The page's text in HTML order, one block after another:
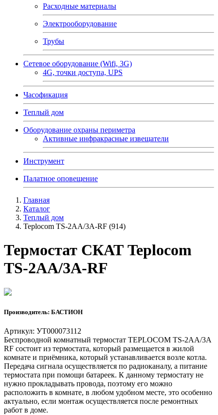
Расходные материалы
Электрооборудование
Трубы
Сетевое оборудование (Wifi, 3G)
4G, точки доступа, UPS
Часофикация
Теплый дом
Оборудование охраны периметра
Активные инфракрасные извещатели
Инструмент
Палатное оповещение
Главная
Каталог
Теплый дом
Teplocom TS-2AA/3A-RF (914)
Термостат СКАТ Teplocom
TS-2AA/3A-RF
Производитель: БАСТИОН
Артикул: УТ000073112
Беспроводной комнатный термостат TEPLOCOM TS-2AA/3A
RF состоит из термостата, который размещается в жилой
комнате и приёмника, который устанавливается возле котла.
Передача сигнала осуществляется по радиоканалу, а питание
термостата при помощи батареек. К данному термостату не
нужно прокладывать провода, поэтому его можно
расположить в комнате, в любом удобном месте, это особенно
актуально, если монтаж осуществляется после ремонтных
работ в доме.